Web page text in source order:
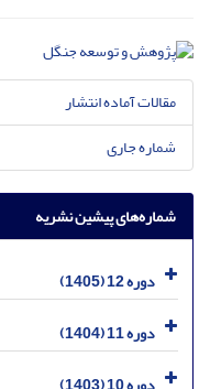
مقالات آماده انتشار
شماره جاری
شماره‌های پیشین نشریه
دوره 12 (1405)
دوره 11 (1404)